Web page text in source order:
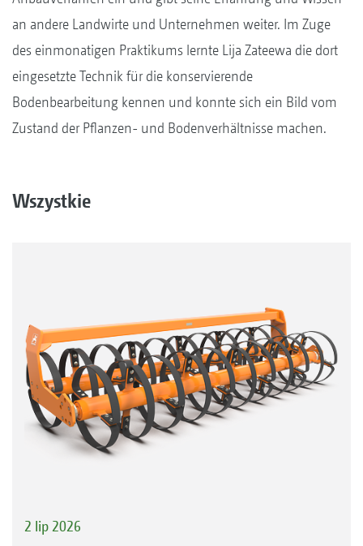
an andere Landwirte und Unternehmen weiter. Im Zuge
des einmonatigen Praktikums lernte Lija Zateewa die dort
eingesetzte Technik für die konservierende
Bodenbearbeitung kennen und konnte sich ein Bild vom
Zustand der Pflanzen- und Bodenverhältnisse machen.
Wszystkie
2 lip 2026